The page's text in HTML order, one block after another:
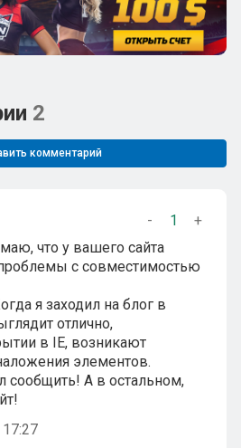
2
комментарий
- 1
+
что у вашего сайта
с совместимостью
я заходил на блог в
отлично,
в IE, возникают
элементов.
сообщить! А в остальном,